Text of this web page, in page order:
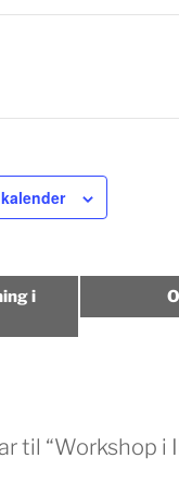
i
til “Workshop i